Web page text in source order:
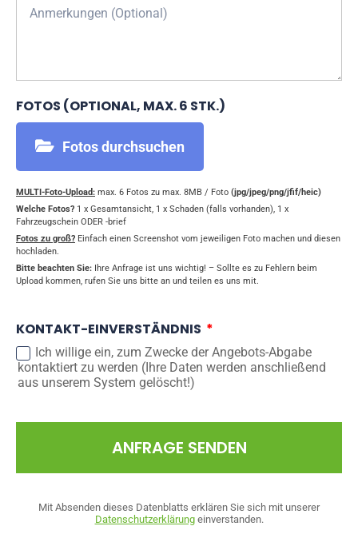
FOTOS (OPTIONAL, MAX. 6 STK.)
Fotos durchsuchen
MULTI-Foto-Upload: max. 6 Fotos zu max. 8MB / Foto (jpg/jpeg/png/jfif/heic)
Welche Fotos? 1 x Gesamtansicht, 1 x Schaden (falls vorhanden), 1 x
Fahrzeugschein ODER -brief
Fotos zu groß? Einfach einen Screenshot vom jeweiligen Foto machen und diesen
hochladen.
Bitte beachten Sie: Ihre Anfrage ist uns wichtig! – Sollte es zu Fehlern beim
Upload kommen, rufen Sie uns bitte an und teilen es uns mit.
KONTAKT-EINVERSTÄNDNIS
Ich willige ein, zum Zwecke der Angebots-Abgabe
kontaktiert zu werden (Ihre Daten werden anschließend
aus unserem System gelöscht!)
ANFRAGE SENDEN
Mit Absenden dieses Datenblatts erklären Sie sich mit unserer
Datenschutzerklärungeinverstanden.